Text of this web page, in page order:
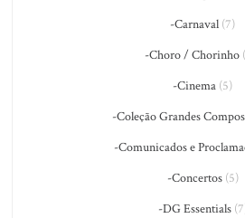
-Carnaval (7)
-Choro / Chorinho
-Cinema (5)
-Coleção Grandes
-Comunicados e
-Concertos(5)
-DG Essentials